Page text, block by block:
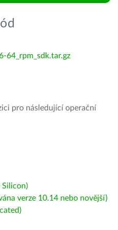
64_rpm_sdk.tar.gz
pro následující operační
Silicon)
verze 10.14 nebo novější)